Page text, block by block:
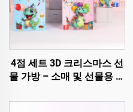
4점 세트 3D 크리스마스 선
물 가방 – 소매 및 선물용 프